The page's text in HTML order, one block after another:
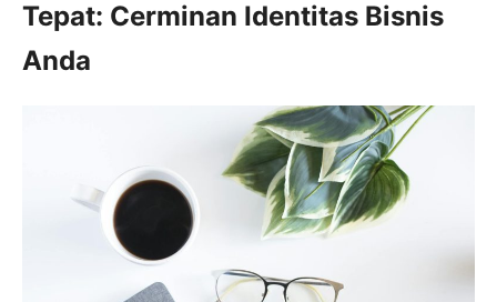
Tepat: Cerminan Identitas Bisnis
Anda